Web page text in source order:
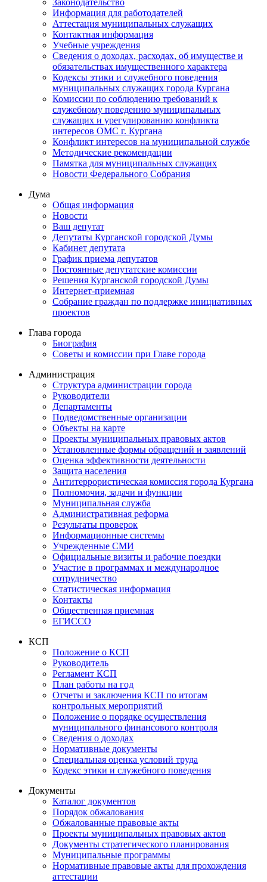
Информация для работодателей
Аттестация муниципальных служащих
Контактная информация
Учебные учреждения
Сведения о доходах, расходах, об имуществе и
обязательствах имущественного характера
Кодексы этики и служебного поведения
муниципальных служащих города Кургана
Комиссии по соблюдению требований к
служебному поведению муниципальных
служащих и урегулированию конфликта
интересов ОМС г. Кургана
Конфликт интересов на муниципальной службе
Методические рекомендации
Памятка для муниципальных служащих
Новости Федерального Cобрания
Дума
Общая информация
Новости
Ваш депутат
Депутаты Курганской городской Думы
Кабинет депутата
График приема депутатов
Постоянные депутатские комиссии
Решения Курганской городской Думы
Интернет-приемная
Собрание граждан по поддержке инициативных
проектов
Глава города
Биография
Советы и комиссии при Главе города
Администрация
Структура администрации города
Руководители
Департаменты
Подведомственные организации
Объекты на карте
Проекты муниципальных правовых актов
Установленные формы обращений и заявлений
Оценка эффективности деятельности
Защита населения
Антитеррористическая комиссия города Кургана
Полномочия, задачи и функции
Муниципальная служба
Административная реформа
Результаты проверок
Информационные системы
Учрежденные СМИ
Официальные визиты и рабочие поездки
Участие в программах и международное
сотрудничество
Статистическая информация
Контакты
Общественная приемная
ЕГИССО
КСП
Положение о КСП
Руководитель
Регламент КСП
План работы на год
Отчеты и заключения КСП по итогам
контрольных мероприятий
Положение о порядке осуществления
муниципального финансового контроля
Сведения о доходах
Нормативные документы
Специальная оценка условий труда
Кодекс этики и служебного поведения
Документы
Каталог документов
Порядок обжалования
Обжалованные правовые акты
Проекты муниципальных правовых актов
Документы стратегического планирования
Муниципальные программы
Нормативные правовые акты для прохождения
аттестации